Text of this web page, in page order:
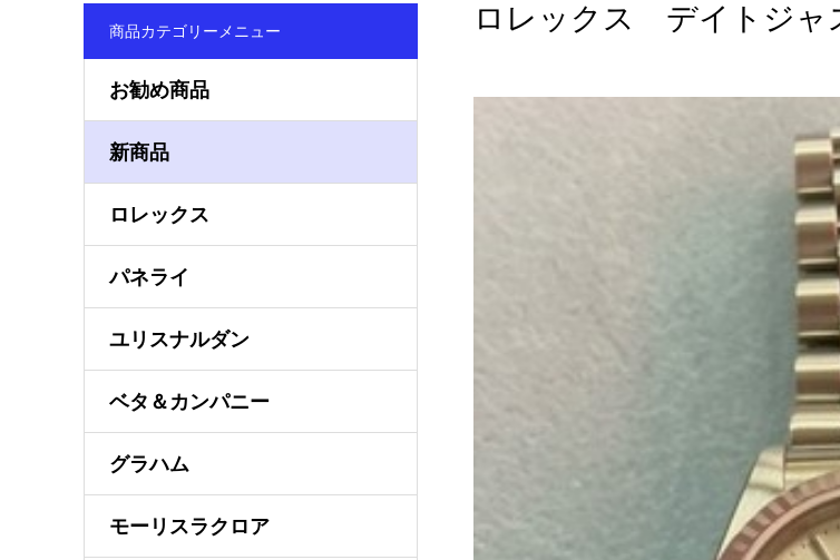
ロレックス デイトジ
商品カテゴリーメニュー
お勧め商品
新商品
ロレックス
パネライ
ユリスナルダン
ベタ＆カンパニー
グラハム
モーリスラクロア